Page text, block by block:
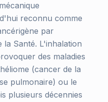
reconnu comme
par
la Santé. L'inhalation
des maladies
(cancer de la
pulmonaire) ou le
plusieurs décennies